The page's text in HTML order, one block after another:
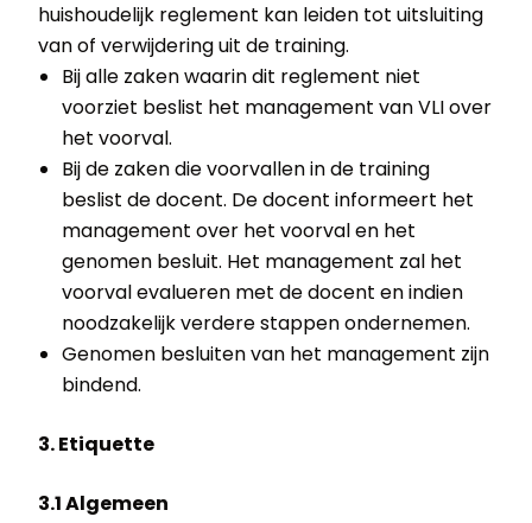
huishoudelijk reglement kan leiden tot uitsluiting
van of verwijdering uit de training.
Bij alle zaken waarin dit reglement niet
voorziet beslist het management van VLI over
het voorval.
Bij de zaken die voorvallen in de training
beslist de docent. De docent informeert het
management over het voorval en het
genomen besluit. Het management zal het
voorval evalueren met de docent en indien
noodzakelijk verdere stappen ondernemen.
Genomen besluiten van het management zijn
bindend.
3. Etiquette
3.1 Algemeen